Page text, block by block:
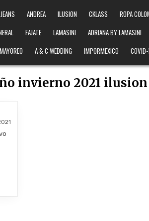
ANDREA ILUSION CKLASS ROPA
FAJATE LAMASINI ADRIANA BY LAMASINI
A & C WEDDING IMPORMEXICO
invierno 2021 ilusion